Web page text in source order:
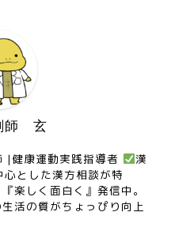
師 玄
|健康運動実践指導者
漢
心とした漢方相談が特
楽しく面白く』発信中。
活の質がちょっぴり向上